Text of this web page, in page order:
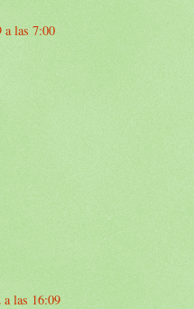
a las 7:00
a las 16:09